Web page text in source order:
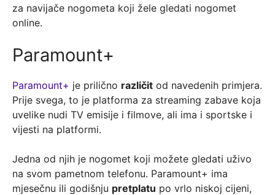
za navijače nogometa koji žele gledati nogomet
online.
Paramount+
Paramount+ je prilično različit od navedenih primjera.
Prije svega, to je platforma za streaming zabave koja
uvelike nudi TV emisije i filmove, ali ima i sportske i
vijesti na platformi.
Jedna od njih je nogomet koji možete gledati uživo
na svom pametnom telefonu. Paramount+ ima
mjesečnu ili godišnju pretplatu po vrlo niskoj cijeni,